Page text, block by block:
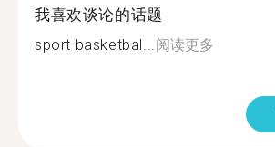
我喜欢谈论的话题
sport basketbal...阅读更多